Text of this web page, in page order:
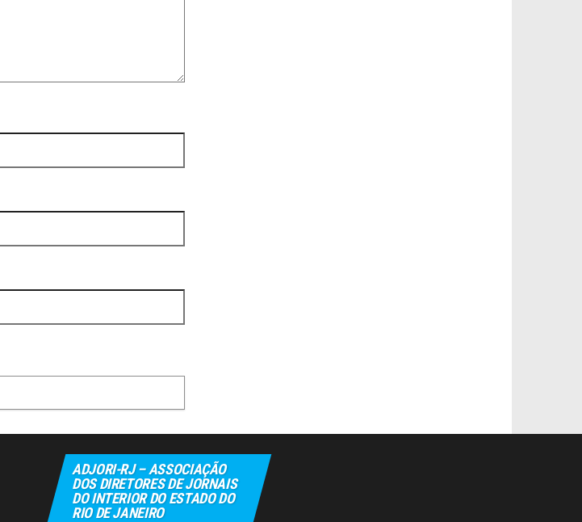
ADJORI-RJ – ASSOCIAÇÃO
DOS DIRETORES DE JORNAIS
DO INTERIOR DO ESTADO DO
RIO DE JANEIRO